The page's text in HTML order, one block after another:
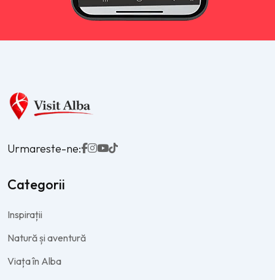
Urmareste-ne:
Categorii
Inspirații
Natură și aventură
Viața în Alba